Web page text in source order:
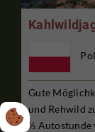
Gute
und Rehwild
½ Autostunde